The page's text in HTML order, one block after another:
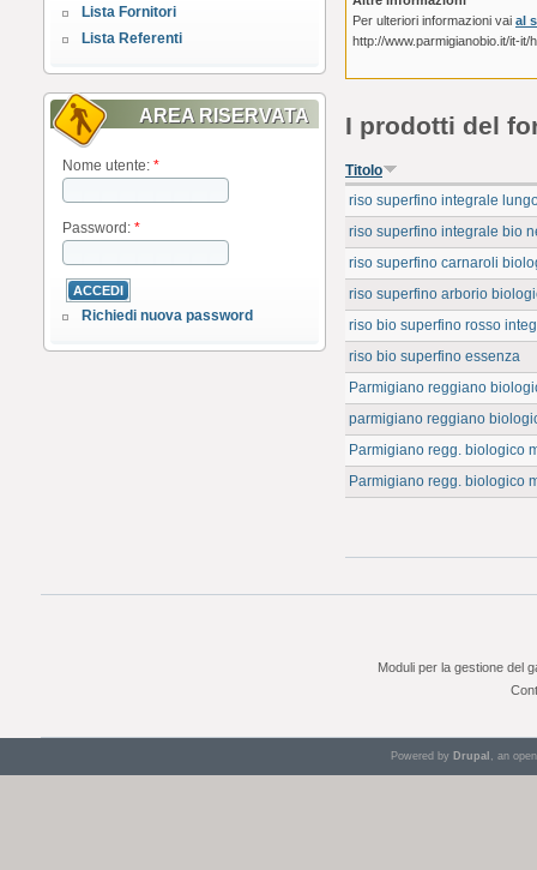
Lista Fornitori
Lista Referenti
AREA RISERVATA
Nome utente: *
Password: *
Richiedi nuova password
Per ulteriori informazioni vai al
http://www.parmigianobio.it/it-it/
I prodotti del
Titolo
riso superfino integrale
riso superfino integrale bio
riso superfino carnaroli
riso superfino arborio
riso bio superfino rosso
riso bio superfino essenza
Parmigiano reggiano
parmigiano reggiano
Parmigiano regg. biologico
Parmigiano regg. biologico
Moduli per la gestione del
Powered by Drupal , an